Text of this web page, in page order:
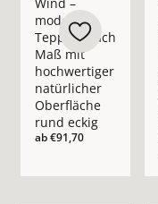
moderner
Teppich nach
Maß mit
hochwertiger
natürlicher
Oberfläche
rund eckig
ab€91,70